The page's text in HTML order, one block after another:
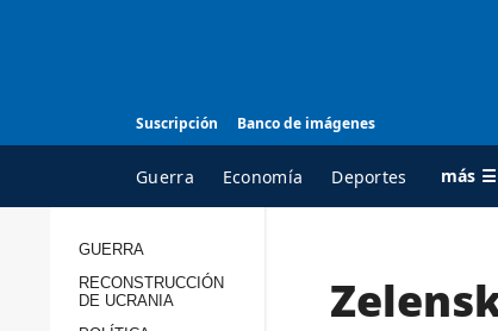
Suscripción Banco de imágenes
Guerra Economía Deportes más ☰
TODAS LAS
GUERRA
RECONSTRUCCIÓN
DE UCRANIA